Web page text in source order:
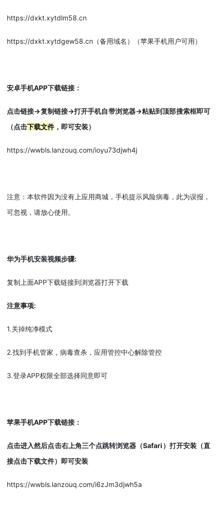
https://dxkt.xytdlm58.cn
https://dxkt.xytdgew58.cn（备用域名）（苹果手机用户可用）
安卓手机APP下载链接：
点击链接->复制链接->打开手机自带浏览器->粘贴到顶部搜索框即可
（点击下载文件，即可安装）
https://wwbls.lanzouq.com/ioyu73djwh4j
注意：本软件因为没有上应用商城，手机提示风险病毒，此为误报，
可忽视，请放心使用。
华为手机安装视频步骤:
复制上面APP下载链接到浏览器打开下载
注意事项:
1.关掉纯净模式
2.找到手机管家，病毒查杀，应用管控中心解除管控
3.登录APP权限全部选择同意即可
苹果手机APP下载链接：
点击进入然后点击右上角三个点跳转浏览器（Safari）打开安装（直
接点击下载文件）即可安装
https://wwbls.lanzouq.com/i6zJm3djwh5a